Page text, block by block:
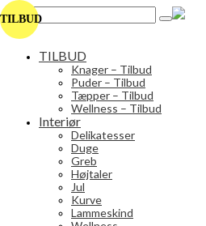
Search
for:
TILBUD
Knager – Tilbud
Puder – Tilbud
Tæpper – Tilbud
Wellness – Tilbud
Interiør
Delikatesser
Duge
Greb
Højtaler
Jul
Kurve
Lammeskind
TILBUD